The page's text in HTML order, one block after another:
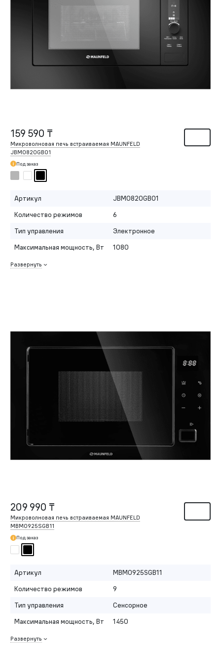
159 590 ₸
Микроволновая печь встраиваемая MAUNFELD
JBMO820GB01
Под заказ
Артикул
JBMO820GB01
Количество режимов
6
Тип управления
Электронное
Максимальная мощность, Вт
1080
Развернуть
209 990 ₸
Микроволновая печь встраиваемая MAUNFELD
MBMO925SGB11
Под заказ
Артикул
MBMO925SGB11
Количество режимов
9
Тип управления
Сенсорное
Максимальная мощность, Вт
1450
Развернуть